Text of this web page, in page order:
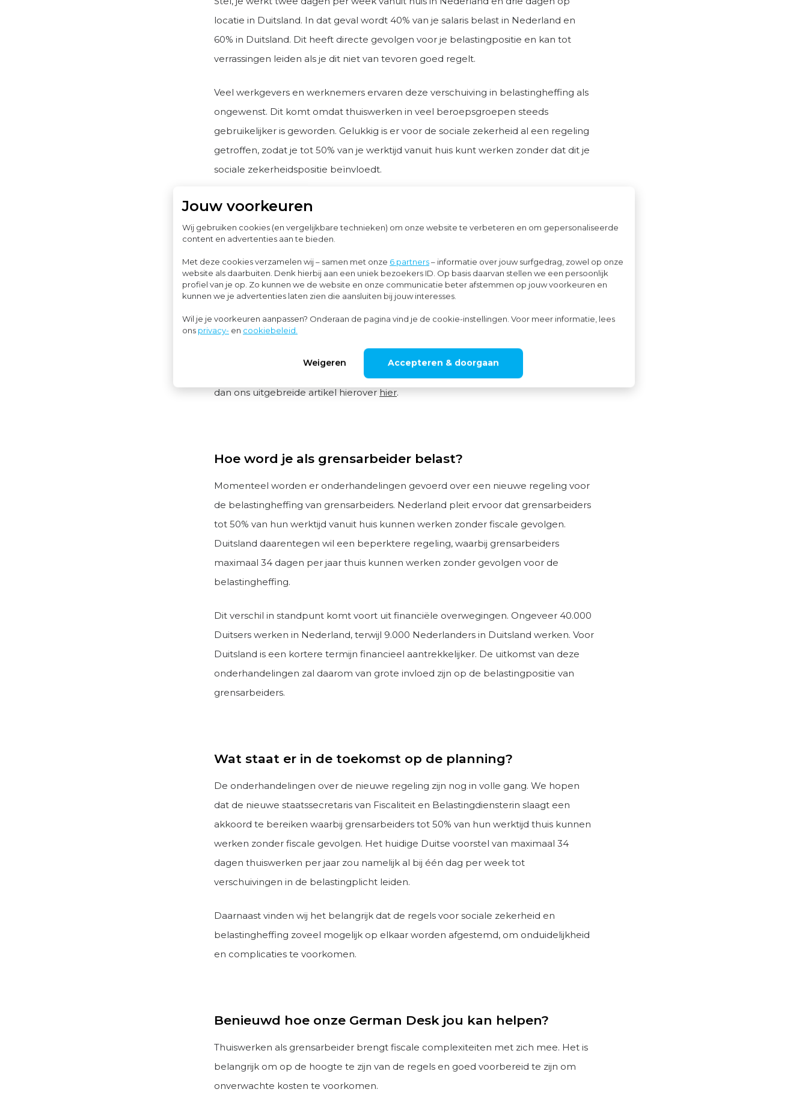
Jouw voorkeuren
Wij gebruiken cookies (en vergelijkbare technieken) om onze website te verbeteren en om gepersonaliseerde
content en advertenties aan te bieden.
Met deze cookies verzamelen wij – samen met onze 6 partners– informatie over jouw surfgedrag, zowel op onze
website als daarbuiten. Denk hierbij aan een uniek bezoekers ID. Op basis daarvan stellen we een persoonlijk
profiel van je op. Zo kunnen we de website en onze communicatie beter afstemmen op jouw voorkeuren en
kunnen we je advertenties laten zien die aansluiten bij jouw interesses.
Wil je je voorkeuren aanpassen? Onderaan de pagina vind je de cookie-instellingen. Voor meer informatie, lees
ons privacy- en cookiebeleid.
Weigeren Accepteren & doorgaan
locatie in Duitsland. In dat geval wordt 40% van je salaris belast in Nederland en
60% in Duitsland. Dit heeft directe gevolgen voor je belastingpositie en kan tot
verrassingen leiden als je dit niet van tevoren goed regelt.
Veel werkgevers en werknemers ervaren deze verschuiving in belastingheffing als
ongewenst. Dit komt omdat thuiswerken in veel beroepsgroepen steeds
gebruikelijker is geworden. Gelukkig is er voor de sociale zekerheid al een regeling
getroffen, zodat je tot 50% van je werktijd vanuit huis kunt werken zonder dat dit je
sociale zekerheidspositie beïnvloedt.
Sociale zekerheid en veranderingen voor grensarbeiders
De Europese lidstaten hebben een raamovereenkomst opgesteld voor de sociale
zekerheid, waardoor grensarbeiders tot 50% van hun werktijd vanuit huis
(telewerken) kunnen werken zonder dat dit invloed heeft op hun sociale
zekerheidspositie. Dit biedt meer flexibiliteit voor grensarbeiders die regelmatig
thuiswerken.
Wil je meer weten over de impact van thuiswerken op je sociale zekerheid? Lees
dan ons uitgebreide artikel hierover hier.
Hoe word je als grensarbeider belast?
Momenteel worden er onderhandelingen gevoerd over een nieuwe regeling voor
de belastingheffing van grensarbeiders. Nederland pleit ervoor dat grensarbeiders
tot 50% van hun werktijd vanuit huis kunnen werken zonder fiscale gevolgen.
Duitsland daarentegen wil een beperktere regeling, waarbij grensarbeiders
maximaal 34 dagen per jaar thuis kunnen werken zonder gevolgen voor de
belastingheffing.
Dit verschil in standpunt komt voort uit financiële overwegingen. Ongeveer 40.000
Duitsers werken in Nederland, terwijl 9.000 Nederlanders in Duitsland werken. Voor
Duitsland is een kortere termijn financieel aantrekkelijker. De uitkomst van deze
onderhandelingen zal daarom van grote invloed zijn op de belastingpositie van
grensarbeiders.
Wat staat er in de toekomst op de planning?
De onderhandelingen over de nieuwe regeling zijn nog in volle gang. We hopen
dat de nieuwe staatssecretaris van Fiscaliteit en Belastingdiensterin slaagt een
akkoord te bereiken waarbij grensarbeiders tot 50% van hun werktijd thuis kunnen
werken zonder fiscale gevolgen. Het huidige Duitse voorstel van maximaal 34
dagen thuiswerken per jaar zou namelijk al bij één dag per week tot
verschuivingen in de belastingplicht leiden.
Daarnaast vinden wij het belangrijk dat de regels voor sociale zekerheid en
belastingheffing zoveel mogelijk op elkaar worden afgestemd, om onduidelijkheid
en complicaties te voorkomen.
Benieuwd hoe onze German Desk jou kan helpen?
Thuiswerken als grensarbeider brengt fiscale complexiteiten met zich mee. Het is
belangrijk om op de hoogte te zijn van de regels en goed voorbereid te zijn om
onverwachte kosten te voorkomen.